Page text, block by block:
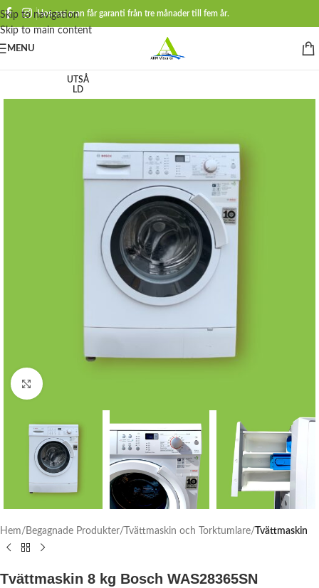
Skip to navigation
Skip to main content
Hos oss man får garanti från tre månader till fem år.
MENU
UTSÅ
LD
Click to enlarge
Hem Begagnade Produkter Tvättmaskin och Torktumlare Tvättmaskin
Tvättmaskin 8 kg Bosch WAS28365SN